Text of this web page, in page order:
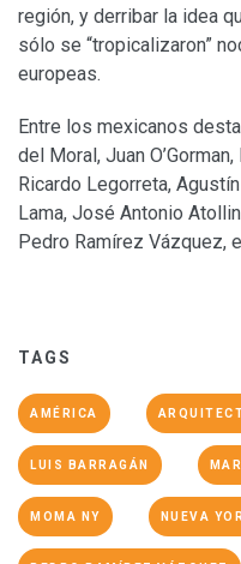
región, y derribar la idea
sólo se “tropicalizaron”
europeas.
Entre los mexicanos
del Moral, Juan
Ricardo Legorreta,
Lama, José Antonio
Pedro Ramírez Vázquez,
TAGS
AMÉRICA
LUIS BARRAGÁN
MOMA NY NUEVA